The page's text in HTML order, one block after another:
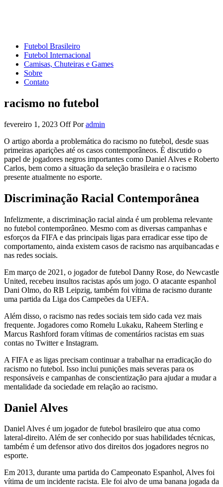
Futebol Brasileiro
Futebol Internacional
Camisas, Chuteiras e Games
Sobre
Contato
racismo no futebol
fevereiro 1, 2023 OffPor admin
O artigo aborda a problemática do racismo no futebol, desde suas
primeiras aparições até os casos contemporâneos. É discutido o
papel de jogadores negros importantes como Daniel Alves e Roberto
Carlos, bem como a situação da seleção brasileira e o racismo
presente atualmente no esporte.
Discriminação Racial Contemporânea
Infelizmente, a discriminação racial ainda é um problema relevante
no futebol contemporâneo. Mesmo com as diversas campanhas e
esforços da FIFA e das principais ligas para erradicar esse tipo de
comportamento, ainda existem casos de racismo nas arquibancadas e
nas redes sociais.
Em março de 2021, o jogador de futebol Danny Rose, do Newcastle
United, recebeu insultos racistas após um jogo. O atacante espanhol
Dani Olmo, do RB Leipzig, também foi vítima de racismo durante
uma partida da Liga dos Campeões da UEFA.
Além disso, o racismo nas redes sociais tem sido cada vez mais
frequente. Jogadores como Romelu Lukaku, Raheem Sterling e
Marcus Rashford foram vítimas de comentários racistas em suas
contas no Twitter e Instagram.
A FIFA e as ligas precisam continuar a trabalhar na erradicação do
racismo no futebol. Isso inclui punições mais severas para os
responsáveis e campanhas de conscientização para ajudar a mudar a
mentalidade da sociedade em relação ao racismo.
Daniel Alves
Daniel Alves é um jogador de futebol brasileiro que atua como
lateral-direito. Além de ser conhecido por suas habilidades técnicas,
também é um defensor ativo dos direitos dos jogadores negros no
esporte.
Em 2013, durante uma partida do Campeonato Espanhol, Alves foi
vítima de um incidente racista. Ele foi alvo de uma banana jogada da